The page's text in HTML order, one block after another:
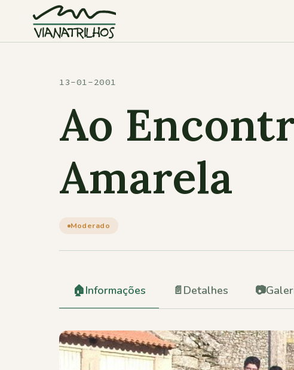
13-01-2001
Ao
Amarela
Moderado
🏠Informações 📄Detalhes 📷